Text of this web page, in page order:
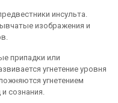
инсульта.
изображения и
припадки или
угнетение уровня
угнетением
сознания.